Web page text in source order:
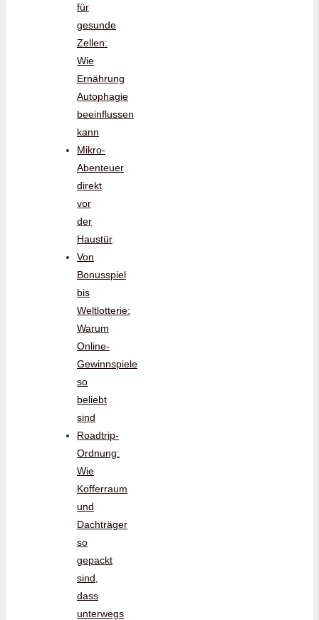
für
gesunde
Zellen:
Wie
Ernährung
Autophagie
beeinflussen
kann
Mikro-
Abenteuer
direkt
vor
der
Haustür
Von
Bonusspiel
bis
Weltlotterie:
Warum
Online-
Gewinnspiele
so
beliebt
sind
Roadtrip-
Ordnung:
Wie
Kofferraum
und
Dachträger
so
gepackt
sind,
dass
unterwegs